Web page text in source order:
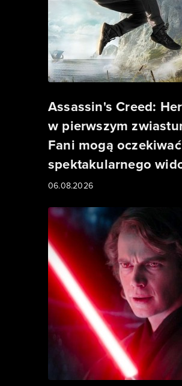
Assassin's Creed:
w pierwszym
Fani mogą oczekiwać
spektakularnego
06.08.2026